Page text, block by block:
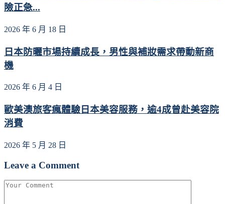
險正急...
2026 年 6 月 18 日
日本防曬市場持續成長，男性與補妝需求帶動新商
機
2026 年 6 月 4 日
歐美澳旅客瘋體驗日本美容服務，逾4成曾赴美容院
消費
2026 年 5 月 28 日
Leave a Comment